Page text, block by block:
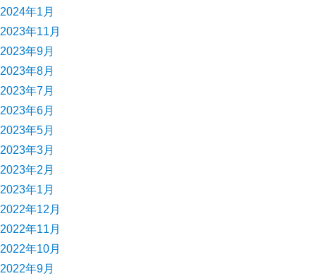
2024年1月
2023年11月
2023年9月
2023年8月
2023年7月
2023年6月
2023年5月
2023年3月
2023年2月
2023年1月
2022年12月
2022年11月
2022年10月
2022年9月